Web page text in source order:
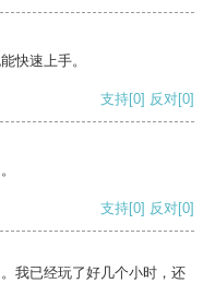
快速上手。
支持[0] 反对[0]
支持[0] 反对[0]
我已经玩了好几个小时，还